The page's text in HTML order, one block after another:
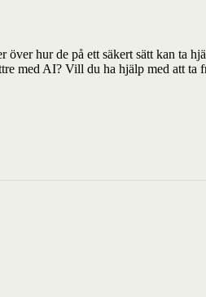
över hur de på ett säkert sätt kan ta
med AI? Vill du ha hjälp med att ta